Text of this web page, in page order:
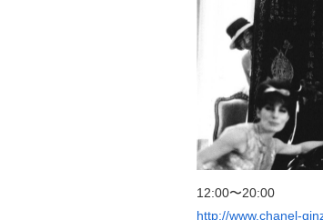
12:00〜20:00
http://www.chanel-